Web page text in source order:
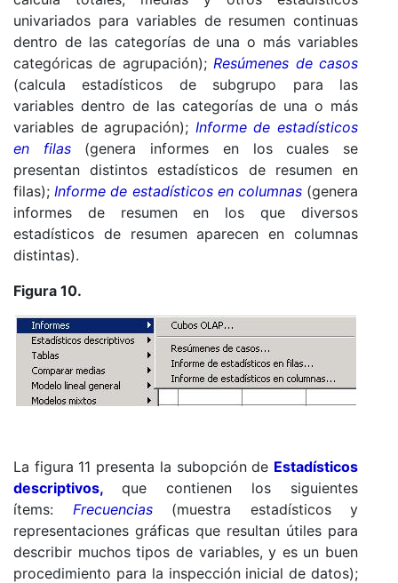
univariados para variables de resumen continuas
dentro de las categorías de una o más variables
categóricas de agrupación); Resúmenes de casos
(calcula estadísticos de subgrupo para las
variables dentro de las categorías de una o más
variables de agrupación); Informe de estadísticos
en filas (genera informes en los cuales se
presentan distintos estadísticos de resumen en
filas); Informe de estadísticos en columnas (genera
informes de resumen en los que diversos
estadísticos de resumen aparecen en columnas
distintas).
Figura 10.
La figura 11 presenta la subopción de Estadísticos
descriptivos, que contienen los siguientes
ítems: Frecuencias (muestra estadísticos y
representaciones gráficas que resultan útiles para
describir muchos tipos de variables, y es un buen
procedimiento para la inspección inicial de datos);